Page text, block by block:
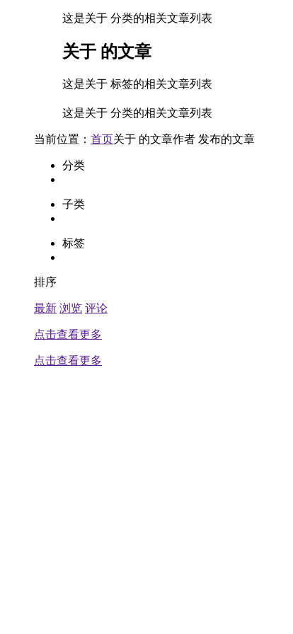
这是关于 分类的相关文章列表
关于 的文章
这是关于 标签的相关文章列表
这是关于 分类的相关文章列表
当前位置： 首页关于 的文章作者 发布的文章
分类
子类
标签
排序
最新 浏览 评论
点击查看更多
点击查看更多